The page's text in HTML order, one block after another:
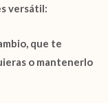
versátil:
, que te
o mantenerlo